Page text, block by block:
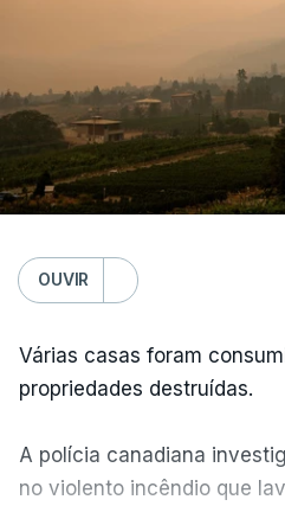
OUVIR
Várias casas foram
propriedades destruídas.
A polícia canadiana
no violento incêndio que